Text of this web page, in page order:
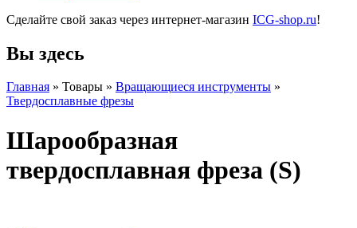
Сделайте свой заказ через интернет-магазин ICG-shop.ru!
Вы здесь
Главная » Товары » Вращающиеся инструменты »
Твердосплавные фрезы
Шарообразная
твердосплавная фреза (S)